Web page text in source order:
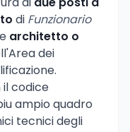
di Funzionario
architetto o
dei
il codice
ampio quadro
tecnici degli